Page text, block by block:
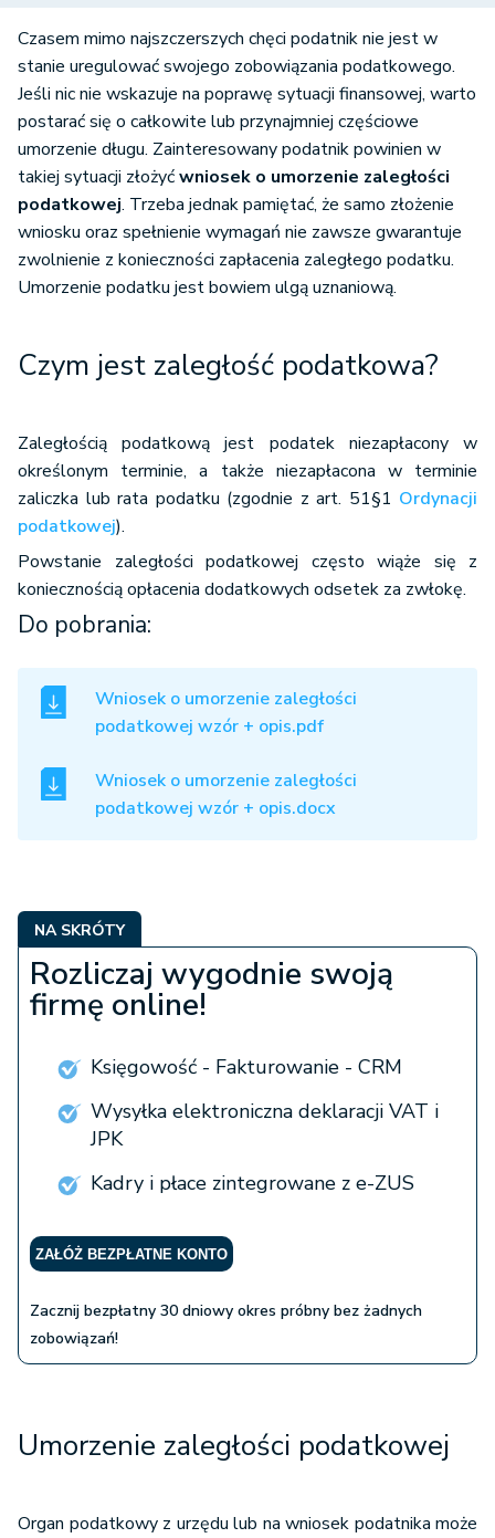
Czasem mimo najszczerszych chęci podatnik nie jest w
stanie uregulować swojego zobowiązania podatkowego.
Jeśli nic nie wskazuje na poprawę sytuacji finansowej, warto
postarać się o całkowite lub przynajmniej częściowe
umorzenie długu. Zainteresowany podatnik powinien w
takiej sytuacji złożyćwniosek o umorzenie zaległości
podatkowej. Trzeba jednak pamiętać, że samo złożenie
wniosku oraz spełnienie wymagań nie zawsze gwarantuje
zwolnienie z konieczności zapłacenia zaległego podatku.
Umorzenie podatku jest bowiem ulgą uznaniową.
Czym jest zaległość podatkowa?
Zaległością podatkową jest podatek niezapłacony w
określonym terminie, a także niezapłacona w terminie
zaliczka lub rata podatku (zgodnie z art. 51§1 Ordynacji
podatkowej).
Powstanie zaległości podatkowej często wiąże się z
koniecznością opłacenia dodatkowych odsetek za zwłokę.
Do pobrania:
Wniosek o umorzenie zaległości
podatkowej wzór + opis.pdf
Wniosek o umorzenie zaległości
podatkowej wzór + opis.docx
NA SKRÓTY
Rozliczaj wygodnie swoją
firmę online!
Księgowość - Fakturowanie - CRM
Wysyłka elektroniczna deklaracji VAT i
JPK
Kadry i płace zintegrowane z e-ZUS
ZAŁÓŻ BEZPŁATNE KONTO
Zacznij bezpłatny 30 dniowy okres próbny bez żadnych
zobowiązań!
Umorzenie zaległości podatkowej
Organ podatkowy z urzędu lub na wniosek podatnika może